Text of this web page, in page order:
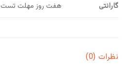
گارانتی هفت روز مهلت تست
نظرات (0)